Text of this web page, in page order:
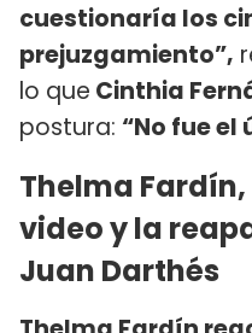
cuestionaría los
prejuzgamiento”,
lo que Cinthia
postura: “No fue el
Thelma
video y la
Juan Darthés